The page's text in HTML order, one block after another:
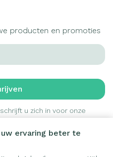
ervaring beter te
producten en promoties
u zich in voor onze
met onzeprivacy policy.